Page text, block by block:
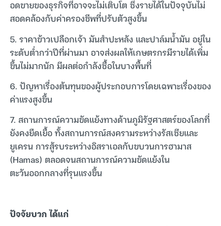
อดขายของธุรกิจที่อาจจะไม่เติบโต ซึ่งรายได้ในปัจจุบันไม่
สอดคล้องกับค่าครองชีพที่ปรับตัวสูงขึ้น
5. ราคาข้าวเปลือกเจ้า มันสำปะหลัง และปาล์มน้ำมัน อยู่ใน
ระดับต่ำกว่าปีที่ผ่านมา อาจส่งผลให้เกษตรกรมีรายได้เพิ่ม
ขึ้นไม่มากนัก มีผลต่อกำลังซื้อในบางพื้นที่
6. ปัญหาเรื่องต้นทุนของผู้ประกอบการโดยเฉพาะเรื่องของ
ค่าแรงสูงขึ้น
7. สถานการณ์ความขัดแย้งทางด้านภูมิรัฐศาสตร์ของโลกที่
ยังคงยืดเยื้อ ทั้งสถานการณ์สงครามระหว่างรัสเซียและ
ยูเครน การสู้รบระหว่างอิสราเอลกับขบวนการฮามาส
(Hamas) ตลอดจนสถานการณ์ความขัดแย้งใน
ตะวันออกกลางที่รุนแรงขึ้น
ปัจจัยบวก ได้แก่